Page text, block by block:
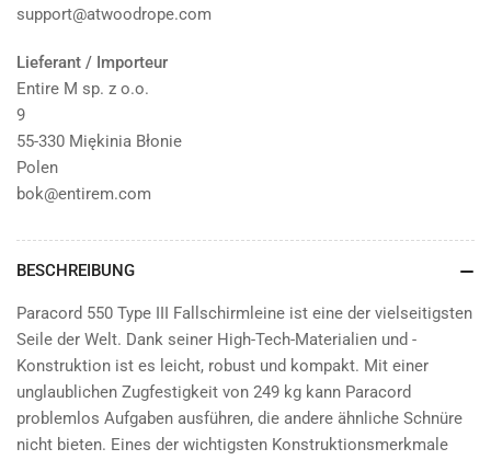
support@atwoodrope.com
Lieferant / Importeur
Entire M sp. z o.o.
9
55-330 Miękinia Błonie
Polen
bok@entirem.com
BESCHREIBUNG
Paracord 550 Type III Fallschirmleine ist eine der vielseitigsten
Seile der Welt. Dank seiner High-Tech-Materialien und -
Konstruktion ist es leicht, robust und kompakt. Mit einer
unglaublichen Zugfestigkeit von 249 kg kann Paracord
problemlos Aufgaben ausführen, die andere ähnliche Schnüre
nicht bieten. Eines der wichtigsten Konstruktionsmerkmale